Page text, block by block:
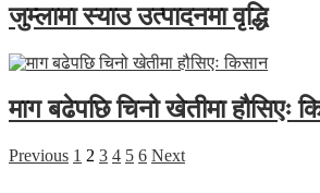
जुम्लामा स्याउ उत्पादनमा वृद्धि
माग बढेपछि चिनो खेतीमा हौसिएः
Posts
Previous 1 2 3 4 5 6 Next